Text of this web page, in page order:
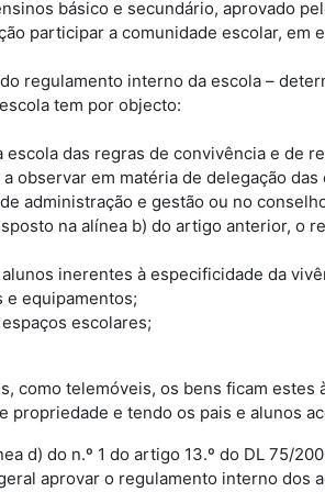
básico e secundário, aprovado
participar a comunidade escolar,
regulamento interno da escola –
tem por objecto:
escola das regras de convivência e de
observar em matéria de delegação
administração e gestão ou no
na alínea b) do artigo anterior, o
inerentes à especificidade da
e equipamentos;
escolares;
como telemóveis, os bens ficam
propriedade e tendo os pais e alunos
d) do n.º 1 do artigo 13.º do DL 75/
aprovar o regulamento interno dos